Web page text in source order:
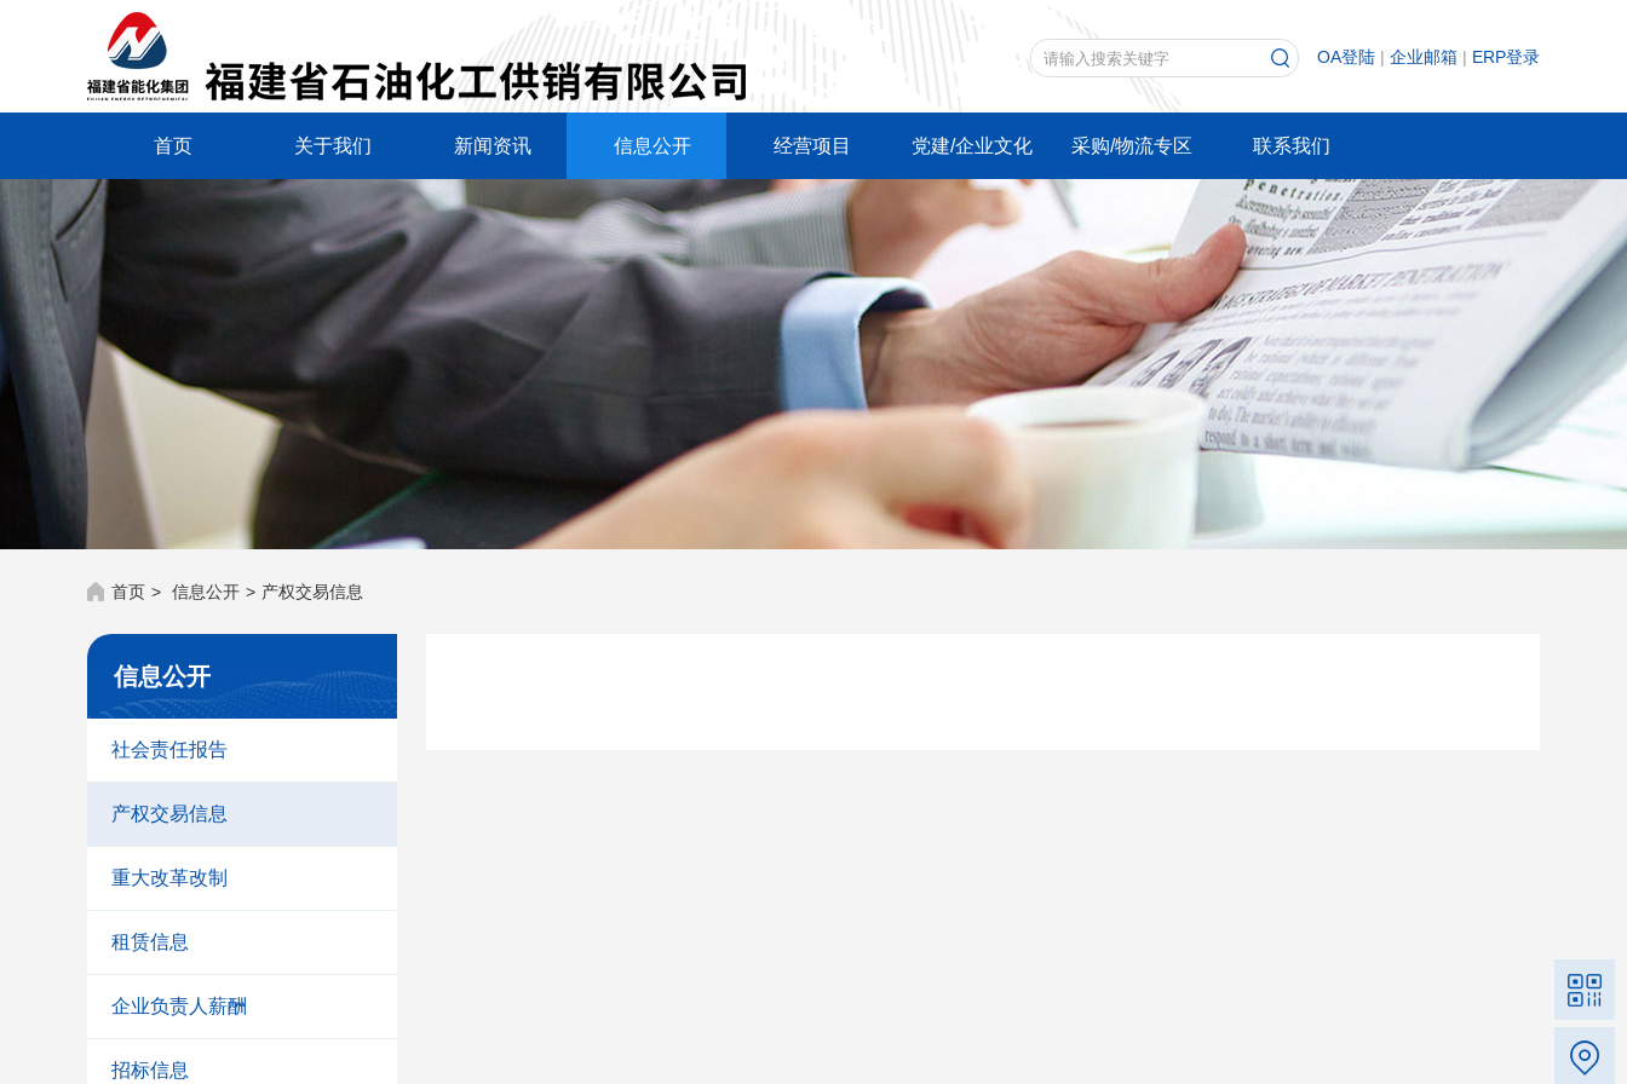
OA登陆 | 企业邮箱 | ERP登录
首页 关于我们 新闻资讯 信息公开 经营项目 党建/企业文化 采购/物流专区 联系我们
首页 > 信息公开 > 产权交易信息
信息公开
社会责任报告
产权交易信息
重大改革改制
租赁信息
企业负责人薪酬
招标信息